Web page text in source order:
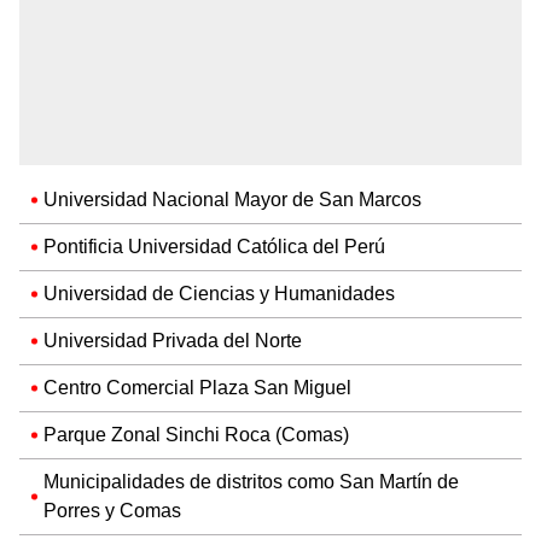
Universidad Nacional Mayor de San Marcos
Pontificia Universidad Católica del Perú
Universidad de Ciencias y Humanidades
Universidad Privada del Norte
Centro Comercial Plaza San Miguel
Parque Zonal Sinchi Roca (Comas)
Municipalidades de distritos como San Martín de
Porres y Comas